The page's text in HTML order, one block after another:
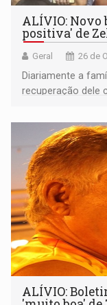
ALÍVIO:
positiva' de
Geral 26 de
Diariamente a
recuperação dele
ALÍVIO: